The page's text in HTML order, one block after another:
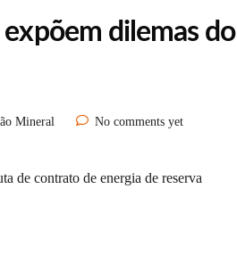
dilemas do
Mineral No comments yet
de contrato de energia de reserva